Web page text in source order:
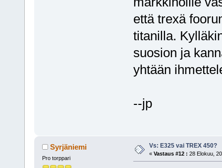
että trexä
titanilla.
suosion ja
yhtään
--jp
Syrjäniemi
Pro torppari
Vs: E325 vai TREX 450?
« Vastaus #12 : 28 Elokuu,